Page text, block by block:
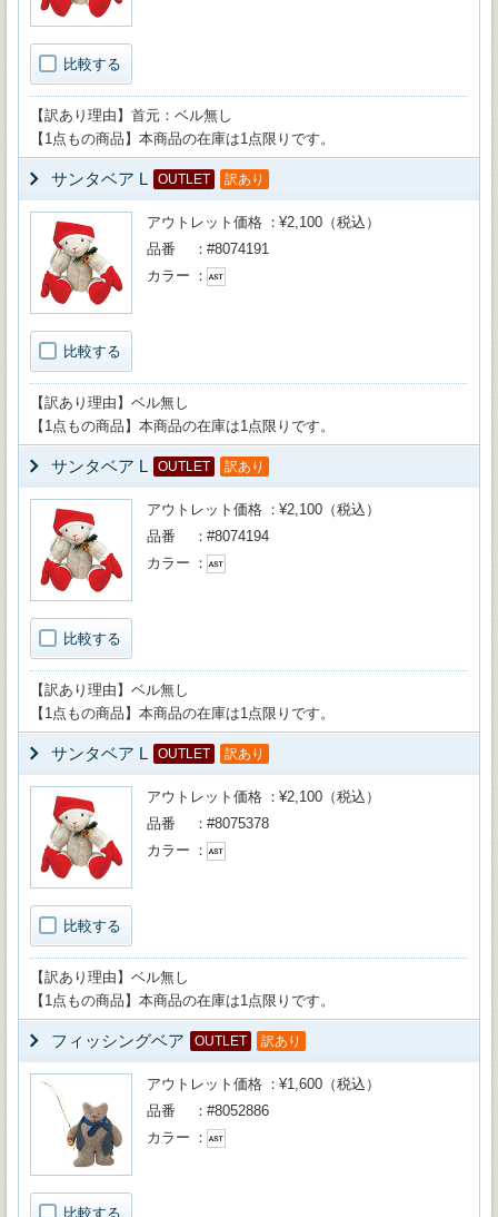
比較する
【訳あり理由】首元：ベル無し
【1点もの商品】本商品の在庫は1点限りです。
サンタベア L OUTLET 訳あり
比較する
アウトレット価格
¥2,100（税込）
品番
#8074191
カラー
【訳あり理由】ベル無し
【1点もの商品】本商品の在庫は1点限りです。
サンタベア L OUTLET 訳あり
比較する
アウトレット価格
¥2,100（税込）
品番
#8074194
カラー
【訳あり理由】ベル無し
【1点もの商品】本商品の在庫は1点限りです。
サンタベア L OUTLET 訳あり
比較する
アウトレット価格
¥2,100（税込）
品番
#8075378
カラー
【訳あり理由】ベル無し
【1点もの商品】本商品の在庫は1点限りです。
フィッシングベア OUTLET 訳あり
比較する
アウトレット価格
¥1,600（税込）
品番
#8052886
カラー